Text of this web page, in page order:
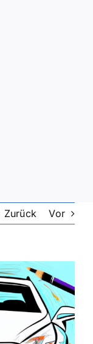
Zurück Vor